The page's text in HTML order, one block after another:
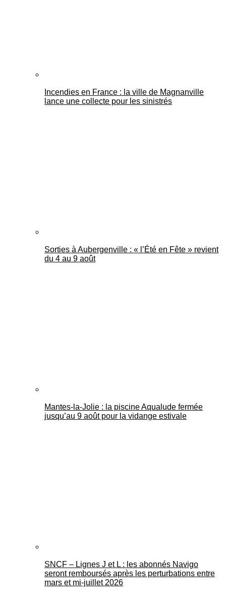
Incendies en France : la ville de Magnanville
lance une collecte pour les sinistrés
Sorties à Aubergenville : « l’Été en Fête » revient
du 4 au 9 août
Mantes-la-Jolie : la piscine Aqualude fermée
jusqu’au 9 août pour la vidange estivale
SNCF – Lignes J et L : les abonnés Navigo
seront remboursés après les perturbations entre
mars et mi-juillet 2026